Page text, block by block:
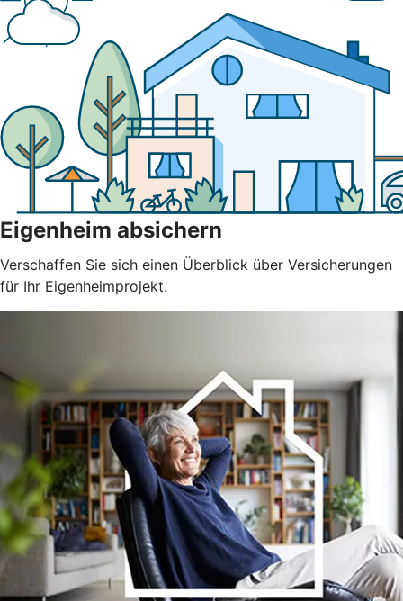
Eigenheim absichern
Verschaffen Sie sich einen Überblick über Versicherungen
für Ihr Eigenheimprojekt.